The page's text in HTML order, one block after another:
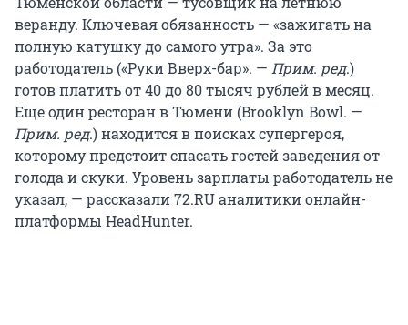
веранду. Ключевая обязанность — «зажигать на
полную катушку до самого утра». За это
работодатель («Руки Вверх-бар». — Прим. ред.)
готов платить от 40 до 80 тысяч рублей в месяц.
Еще один ресторан в Тюмени (Brooklyn Bowl. —
Прим. ред.) находится в поисках супергероя,
которому предстоит спасать гостей заведения от
голода и скуки. Уровень зарплаты работодатель не
указал, — рассказали 72.RU аналитики онлайн-
платформы HeadHunter.